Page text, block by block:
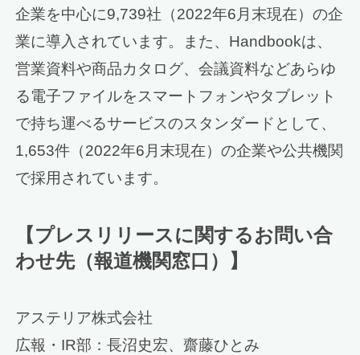
企業を中心に9,739社（2022年6月末現在）の企
業に導入されています。また、Handbookは、
営業資料や商品カタログ、会議資料などあらゆ
る電子ファイルをスマートフォンやタブレット
で持ち運べるサービスのスタンダードとして、
1,653件（2022年6月末現在）の企業や公共機関
で採用されています。
【プレスリリースに関するお問い合
わせ先（報道機関窓口）】
アステリア株式会社
広報・IR部：長沼史宏、齋藤ひとみ